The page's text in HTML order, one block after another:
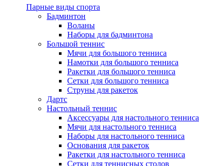
Парные виды спорта
Бадминтон
Воланы
Наборы для бадминтона
Большой теннис
Мячи для большого тенниса
Намотки для большого тенниса
Ракетки для большого тенниса
Сетки для большого тенниса
Струны для ракеток
Дартс
Настольный теннис
Аксессуары для настольного тенниса
Мячи для настольного тенниса
Наборы для настольного тенниса
Основания для ракеток
Ракетки для настольного тенниса
Сетки для теннисных столов